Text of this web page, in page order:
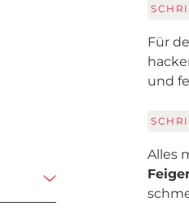
Für
und
Alles